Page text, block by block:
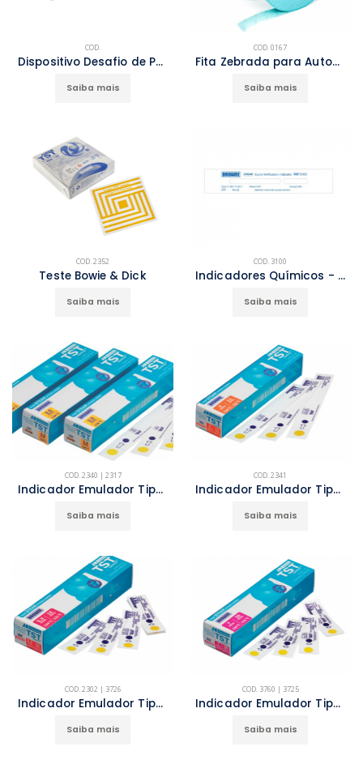
COD.
Dispositivo Desafio de Processo Verify All-in One
Saiba mais
COD. 0167
Fita Zebrada para Autoclave
Saiba mais
COD. 2352
Teste Bowie & Dick
Saiba mais
COD. 3100
Indicadores Químicos - Tipo 5 (integradores)
Saiba mais
COD. 2340 | 2317
Indicador Emulador Tipo 6 (134ºC 3,5 min)
Saiba mais
COD. 2341
Indicador Emulador Tipo 6 (134ºC 4 min/121ºC 12 min)
Saiba mais
COD. 2302 | 3726
Indicador Emulador Tipo 6 (134ºC 5,3 min /121ºC 15 min)
Saiba mais
COD. 3760 | 3725
Indicador Emulador Tipo 6 (134ºC 7 min /121ºC 20 min)
Saiba mais